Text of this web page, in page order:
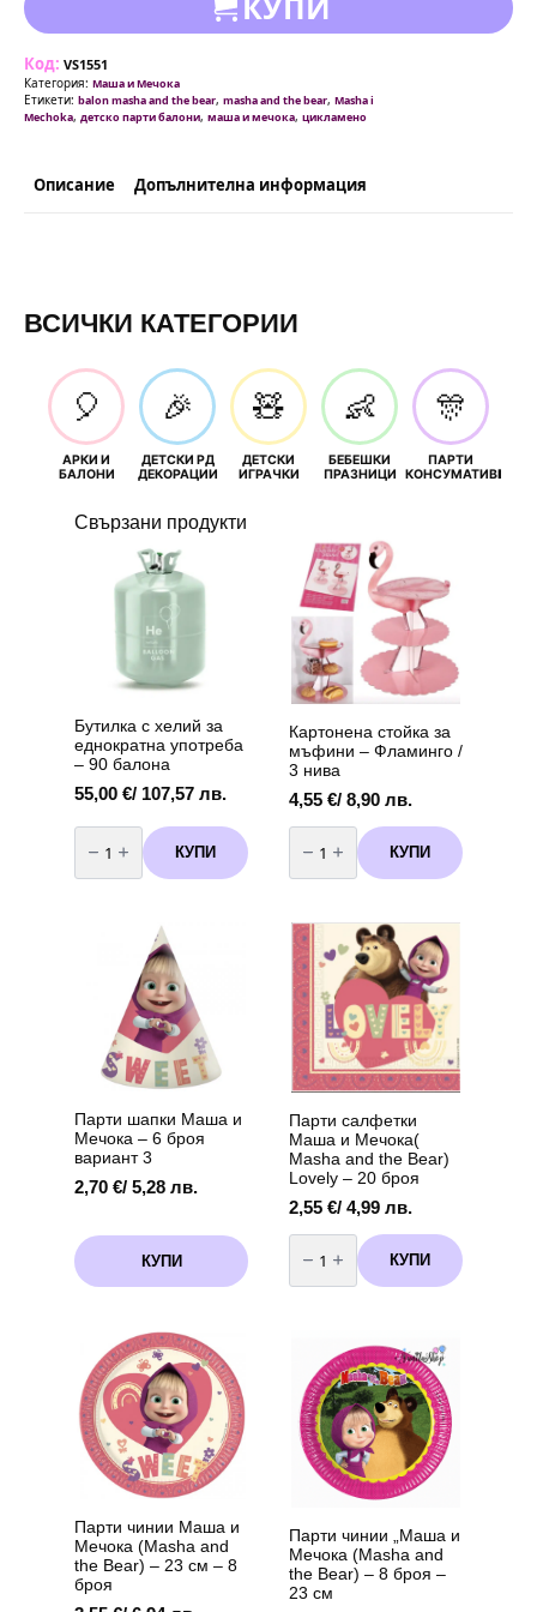
Код: VS1551
Категория: Маша и Мечока
Етикети: balon masha and the bear, masha and the bear, Masha i
Mechoka, детско парти балони, маша и мечока, цикламено
Описание Допълнителна информация
ВСИЧКИ КАТЕГОРИИ
🎈
АРКИ И
БАЛОНИ
🎉
ДЕТСКИ РД
ДЕКОРАЦИИ
🧸
ДЕТСКИ
ИГРАЧКИ
👶
БЕБЕШКИ
ПРАЗНИЦИ
🎊
ПАРТИ
КОНСУМАТИВИ
Свързани продукти
Бутилка с хелий за
еднократна употреба
– 90 балона
55,00 €/ 107,57 лв.
количество
за
Бутилка
с
еднократна
КУПИ
Картонена стойка за
мъфини – Фламинго /
3 нива
4,55 €/ 8,90 лв.
количество
за
Картонена
стойка
–
Фламинго
3
нива
КУПИ
Парти шапки Маша и
Мечока – 6 броя
вариант 3
2,70 €/ 5,28 лв.
КУПИ
Парти салфетки
Маша и Мечока(
Masha and the Bear)
Lovely – 20 броя
2,55 €/ 4,99 лв.
количество
за
Парти
салфетки
Masha
the
Bear)
Lovely
20
броя
КУПИ
Парти чинии Маша и
Мечока (Masha and
the Bear) – 23 см – 8
броя
Парти чинии „Маша и
Мечока (Masha and
the Bear) – 8 броя –
23 см